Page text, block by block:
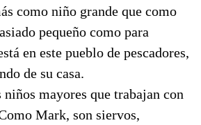
como niño grande que como
pequeño como para
en este pueblo de pescadores,
de su casa.
mayores que trabajan con
Mark, son siervos,